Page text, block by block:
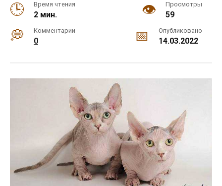
Время чтения
2 мин.
Просмотры
59
Комментарии
0
Опубликовано
14.03.2022